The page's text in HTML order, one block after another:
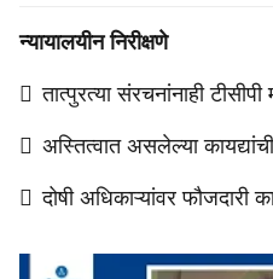
न्यायालयीन निरीक्षणे
 तात्पुरत्या संरचनांनाही
 अस्तित्वात असलेल्या
 दोषी अधिकाऱ्यांवर फौजदारी